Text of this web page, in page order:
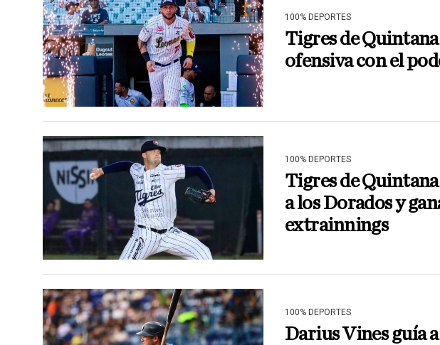
100% DEPORTES
Tigres de
ofensiva con el
100% DEPORTES
Tigres de
a los Dorados y
extrainnings
100% DEPORTES
Darius Vines guía